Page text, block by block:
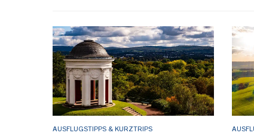
AUSFLUGSTIPPS & KURZTRIPS